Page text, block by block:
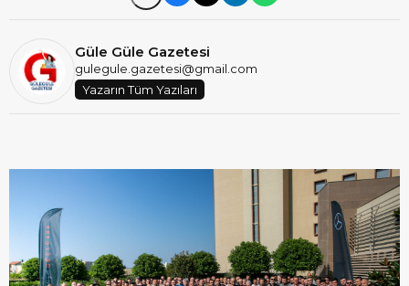
Güle Güle Gazetesi
gulegule.gazetesi@gmail.com
Yazarın Tüm Yazıları